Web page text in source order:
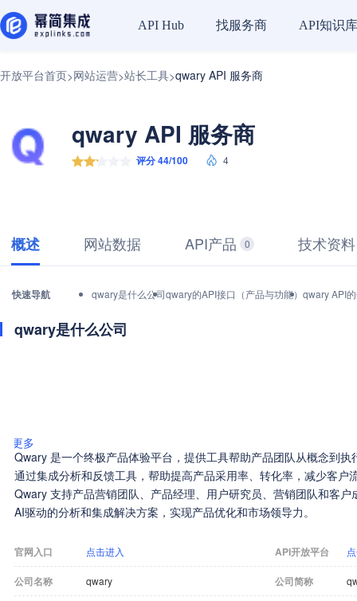
API Hub 找服务商 API知识库
开放平台首页>网站运营>站长工具>qwary API 服务商
qwary API 服务商
评分 44/100 4
概述 网站数据 API产品 0 技术资料
快速导航 qwary是什么公司qwary的API接口（产品与功能） qwary API
qwary是什么公司
更多
Qwary 是一个终极产品体验平台，提供工具帮助产品团队从概念到
通过集成分析和反馈工具，帮助提高产品采用率、转化率，减少客户
Qwary 支持产品营销团队、产品经理、用户研究员、营销团队和客
AI驱动的分析和集成解决方案，实现产品优化和市场领导力。
官网入口 点击进入 API开放平台
公司名称 qwary 公司简称